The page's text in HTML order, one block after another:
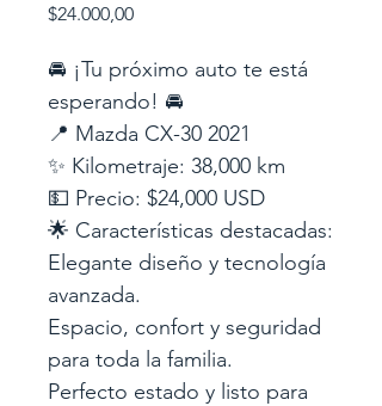
$24.000,00Precio
🚘 ¡Tu próximo auto te está
esperando! 🚘
📍 Mazda CX-30 2021
✨ Kilometraje: 38,000 km
💵 Precio: $24,000 USD
🌟 Características destacadas:
Elegante diseño y tecnología
avanzada.
Espacio, confort y seguridad
para toda la familia.
Perfecto estado y listo para